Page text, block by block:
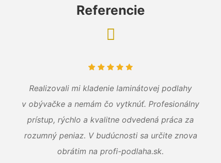
Referencie
Realizovali mi kladenie laminátovej podlahy
v obývačke a nemám čo vytknúť. Profesionálny
prístup, rýchlo a kvalitne odvedená práca za
rozumný peniaz. V budúcnosti sa určite znova
obrátim na profi-podlaha.sk.